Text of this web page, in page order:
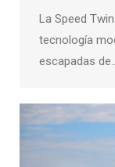
La Speed
tecnología
escapadas